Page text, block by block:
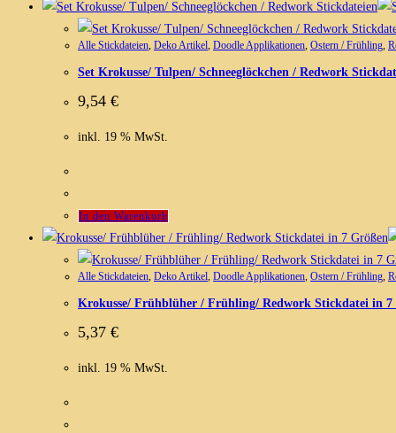
Alle Stickdateien, Deko Artikel, Doodle Applikationen, Ostern / Frühling,
Set Krokusse/ Tulpen/ Schneeglöckchen / Redwork
9,54 €
inkl. 19 % MwSt.
In den Warenkorb
Alle Stickdateien, Deko Artikel, Doodle Applikationen, Ostern / Frühling,
Krokusse/ Frühblüher / Frühling/ Redwork Stickdatei in 7
5,37 €
inkl. 19 % MwSt.